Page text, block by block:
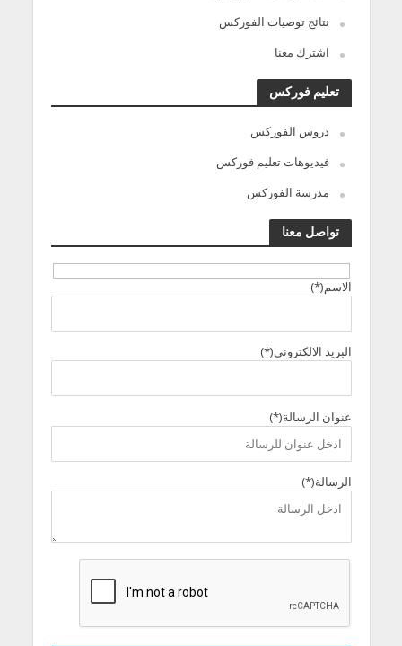
نتائج توصيات الفوركس
اشترك معنا
تعليم فوركس
دروس الفوركس
فيديوهات تعليم فوركس
مدرسة الفوركس
تواصل معنا
الاسم(*)
البريد الالكترونى(*)
عنوان الرسالة(*)
الرسالة(*)